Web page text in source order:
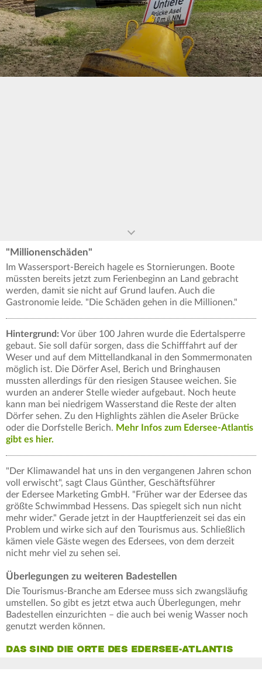
"Millionenschäden"
Im Wassersport-Bereich hagele es Stornierungen. Boote
müssten bereits jetzt zum Ferienbeginn an Land gebracht
werden, damit sie nicht auf Grund laufen. Auch die
Gastronomie leide. "Die Schäden gehen in die Millionen."
Hintergrund:Vor über 100 Jahren wurde die Edertalsperre
gebaut. Sie soll dafür sorgen, dass die Schifffahrt auf der
Weser und auf dem Mittellandkanal in den Sommermonaten
möglich ist. Die Dörfer Asel, Berich und Bringhausen
mussten allerdings für den riesigen Stausee weichen. Sie
wurden an anderer Stelle wieder aufgebaut. Noch heute
kann man bei niedrigem Wasserstand die Reste der alten
Dörfer sehen. Zu den Highlights zählen die Aseler Brücke
oder die Dorfstelle Berich. Mehr Infos zum Edersee-Atlantis
gibt es hier.
"Der Klimawandel hat uns in den vergangenen Jahren schon
voll erwischt", sagt Claus Günther, Geschäftsführer
der Edersee Marketing GmbH. "Früher war der Edersee das
größte Schwimmbad Hessens. Das spiegelt sich nun nicht
mehr wider." Gerade jetzt in der Hauptferienzeit sei das ein
Problem und wirke sich auf den Tourismus aus. Schließlich
kämen viele Gäste wegen des Edersees, von dem derzeit
nicht mehr viel zu sehen sei.
Überlegungen zu weiteren Badestellen
Die Tourismus-Branche am Edersee muss sich zwangsläufig
umstellen. So gibt es jetzt etwa auch Überlegungen, mehr
Badestellen einzurichten – die auch bei wenig Wasser noch
genutzt werden können.
DAS SIND DIE ORTE DES EDERSEE-ATLANTIS